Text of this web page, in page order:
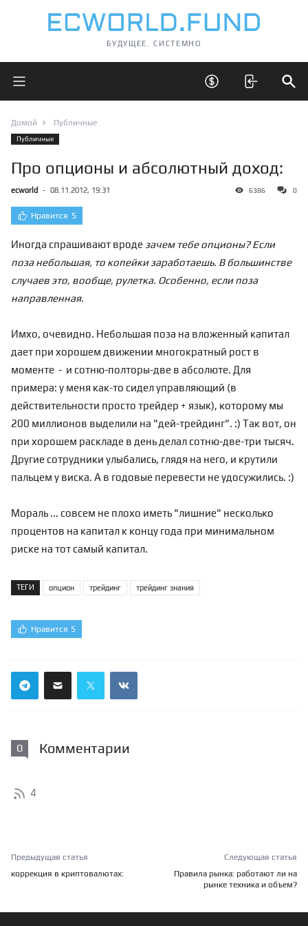
БУДУЩЕЕ. СИСТЕМНО
Открыть главное меню Открыть скрытые
Домой Публичные
Публичные
Про опционы и абсолютный доход:
ecworld - 08.11.2012, 19:31 6386 0
Нравится 5
Иногда спрашивают вроде зачем тебе опционы? Если
поза небольшая, то копейки заработаешь. В большинстве
случаев это, вообще, рулетка. Особенно, если поза
направленная.
Имхо, очевидно. Небольшая поза на вложенный капитал
дает при хорошем движении многократный рост в
моменте - и сотню-полторы-две в абсолюте. Для
примера: у меня как-то сидел управляющий (в
действительности просто трейдер + язык), которому мы
200 миллионов выделили на "дей-трейдинг". :) Так вот, он
при хорошем раскладе в день делал сотню-две-три тысяч.
Другие сотрудники улыбались, глядя на него, и крутили
пальцем у виска. А в годовые перевести не удосужились. :)
Мораль ... совсем не плохо иметь "лишние" несколько
процентов на капитал к концу года при минимальном
риске на тот самый капитал.
ТЕГИ опцион трейдинг трейдинг знания
Нравится 5
0 Комментарии
4
Предыдущая статья
коррекция в криптовалютах:
Следующая статья
Правила рынка: работают ли на
рынке техника и объем?